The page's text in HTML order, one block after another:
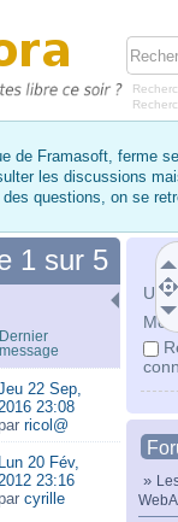
de Framasoft, ferme
les discussions
questions, on se
Mot
»
1 sur 5
Dernier
message
22 Sep,
23:08
ricol@
Lun 20 Fév,
23:16
cyrille